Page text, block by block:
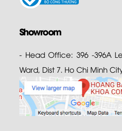
Showroom
- Head Office: 396 -396A
Ward, Dist 7. Ho Chi Minh